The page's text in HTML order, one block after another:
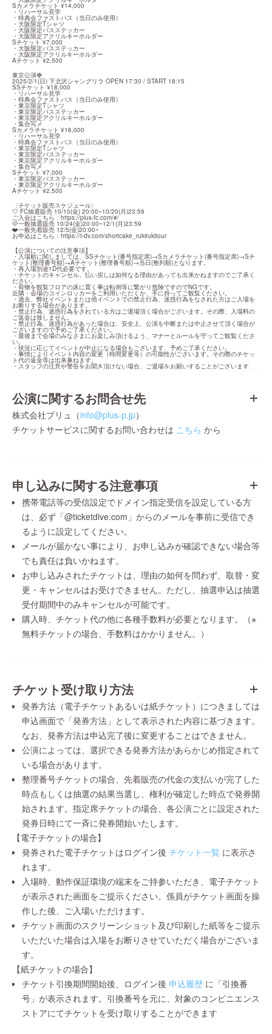
Sカメラチケット ¥14,000
・リハーサル見学
・特典会ファストパス（当日のみ使用）
・大阪限定Tシャツ
・大阪限定パスステッカー
・大阪限定アクリルキーホルダー
Sチケット ¥7,000
・大阪限定パスステッカー
・大阪限定アクリルキーホルダー
Aチケット ¥2,500
東京公演🍓
2025/2/1(日) 下北沢シャングリラ OPEN 17:30 / START 18:15
SSチケット ¥18,000
・リハーサル見学
・特典会ファストパス（当日のみ使用）
・東京限定Tシャツ
・東京限定パスステッカー
・東京限定アクリルキーホルダー
・集合写メ
Sカメラチケット ¥16,000
・リハーサル見学
・特典会ファストパス（当日のみ使用）
・東京限定Tシャツ
・東京限定パスステッカー
・東京限定アクリルキーホルダー
・集合写メ
Sチケット ¥7,000
・東京限定パスステッカー
・東京限定アクリルキーホルダー
Aチケット ¥2,500
〈チケット販売スケジュール〉
🤍 FC抽選販売 10/10(金) 20:00~10/20(月)23:59
ご入会はこちら： https://plus-fc.com/#/
🩷一般抽選販売 10/24(金)20:00~12/1(月)23:59
❤️一般先着販売 12/5(金)20:00~
お申込はこちら： https://t-dv.com/shortcake_rukirukitour
【公演についての注意事項】
・入場順に関しましては、SSチケット(番号指定席)→Sカメラチケット(番号指定席)→Sチ
ケット(整理番号順)→Aチケット(整理番号順)→当日(整列順)となります。
・再入場別途1D代必要です。
・チケットのキャンセル、払い戻しは如何なる理由があっても出来かねますのでご了承く
ださい。
・荷物を観覧フロアの床に置く事は転倒等に繋がり危険ですのでNGです。
近隣・会場のコインロッカーをご利用いただくか、手に持ってご観覧ください。
・過去、弊社イベントまたは他イベントでの禁止行為、迷惑行為をなされた方はご入場を
お断りする場合があります。
・禁止行為、迷惑行為をされている方はご退場頂く場合がございます。その際、入場料の
ご返金は致しません。
・禁止行為、迷惑行為があった場合は、安全上、公演を中断または中止させて頂く場合が
ございますので予めご了承ください。
・最後まで会場のみなさまにお楽しみ頂けるよう、マナーとルールを守ってご観覧くださ
い。
・状況に応じてイベントが中止になる場合もございます、予めご了承ください。
・事情によりイベント内容の変更（時間変更等）の可能性がございます。その際のチケッ
ト代の返金等は出来兼ねます。
・スタッフの注意や警告をお聞き頂けない場合、ご退場をお願いすることがございます
公演に関するお問合せ先
株式会社プリュ（info@plus-p.jp）
チケットサービスに関するお問い合わせは こちら から
申し込みに関する注意事項
携帯電話等の受信設定でドメイン指定受信を設定している方
は、必ず「@ticketdive.com」からのメールを事前に受信でき
るように設定してください。
メールが届かない事により、お申し込みが確認できない場合等
でも責任は負いかねます。
お申し込みされたチケットは、理由の如何を問わず、取替・変
更・キャンセルはお受けできません。ただし、抽選申込は抽選
受付期間中のみキャンセルが可能です。
購入時、チケット代の他に各種手数料が必要となります。（※
無料チケットの場合、手数料はかかりません。）
チケット受け取り方法
発券方法（電子チケットあるいは紙チケット）につきましては
申込画面で「発券方法」として表示された内容に基づきます。
なお、発券方法は申込完了後に変更することはできません。
公演によっては、選択できる発券方法があらかじめ指定されて
いる場合があります。
整理番号チケットの場合、先着販売の代金の支払いが完了した
時点もしくは抽選の結果当選し、権利が確定した時点で発券開
始されます。指定席チケットの場合、各公演ごとに設定された
発券日時にて一斉に発券開始いたします。
【電子チケットの場合】
発券された電子チケットはログイン後 チケット一覧 に表示さ
れます。
入場時、動作保証環境の端末をご持参いただき、電子チケット
が表示された画面をご提示ください。係員がチケット画面を操
作した後、ご入場いただけます。
チケット画面のスクリーンショット及び印刷した紙等をご提示
いただいた場合は入場をお断りさせていただく場合がございま
す。
【紙チケットの場合】
チケット引換期間開始後、ログイン後 申込履歴 に「引換番
号」が表示されます。引換番号を元に、対象のコンビニエンス
ストアにてチケットを受け取りすることができます